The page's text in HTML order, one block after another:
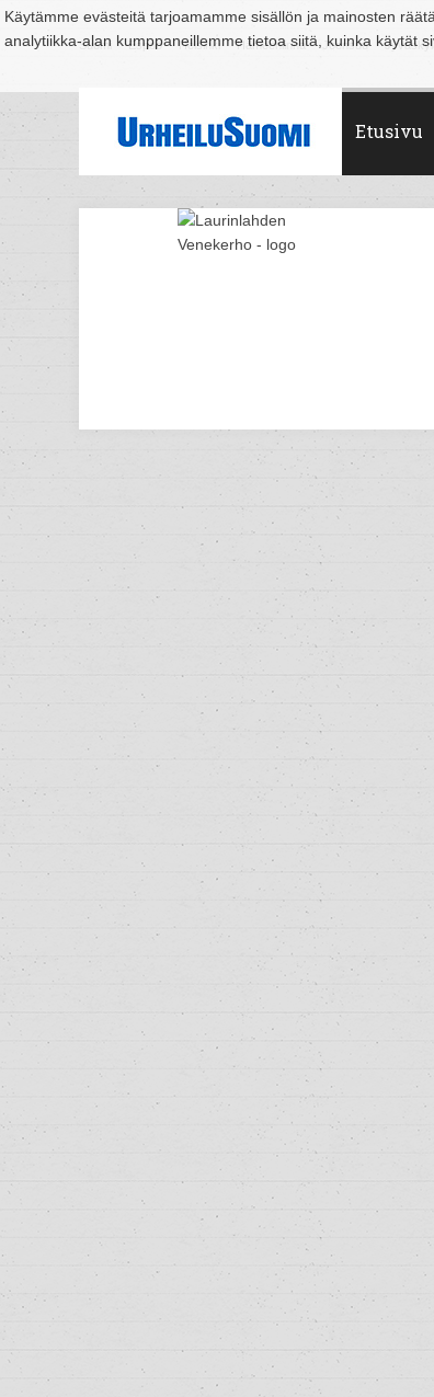
Käytämme evästeitä tarjoamamme sisällön ja mainosten
analytiikka-alan kumppaneillemme tietoa siitä, kuinka käytät
Suomi Espoo Helsinki Hämeenlinna Joensuu
Etusivu